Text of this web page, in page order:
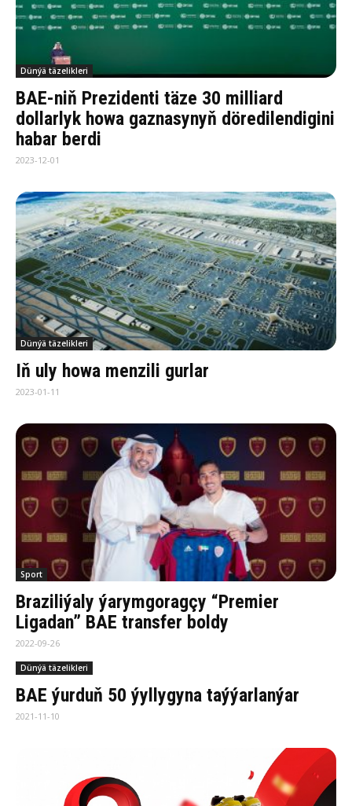
Dünýä täzelikleri
BAE-niň Prezidenti täze 30 milliard
dollarlyk howa gaznasynyň döredilendigini
habar berdi
2023-12-01
Dünýä täzelikleri
Iň uly howa menzili gurlar
2023-01-11
Sport
Braziliýaly ýarymgoragçy “Premier
Ligadan” BAE transfer boldy
2022-09-26
Dünýä täzelikleri
BAE ýur­duň 50 ýyl­ly­gy­na taý­ýar­lan­ýar
2021-11-10